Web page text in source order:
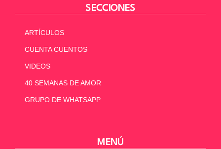
SECCIONES
ARTÍCULOS
CUENTA CUENTOS
VIDEOS
40 SEMANAS DE AMOR
GRUPO DE WHATSAPP
MENÚ